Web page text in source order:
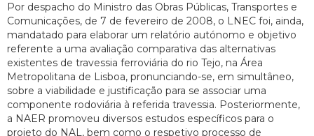
Por despacho do Ministro das Obras Públicas, Transportes e
Comunicações, de 7 de fevereiro de 2008, o LNEC foi, ainda,
mandatado para elaborar um relatório autónomo e objetivo
referente a uma avaliação comparativa das alternativas
existentes de travessia ferroviária do rio Tejo, na Área
Metropolitana de Lisboa, pronunciando-se, em simultâneo,
sobre a viabilidade e justificação para se associar uma
componente rodoviária à referida travessia. Posteriormente,
a NAER promoveu diversos estudos específicos para o
projeto do NAL, bem como o respetivo processo de